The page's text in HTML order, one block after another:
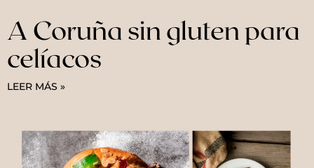
A Coruña sin gluten para
celíacos
LEER MÁS »